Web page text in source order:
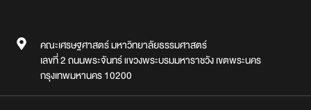
คณะเศรษฐศาสตร์ มหาวิทยาลัยธรรมศาสตร์
เลขที่ 2 ถนนพระจันทร์ แขวงพระบรมมหาราชวัง เขตพระนคร
กรุงเทพมหานคร 10200